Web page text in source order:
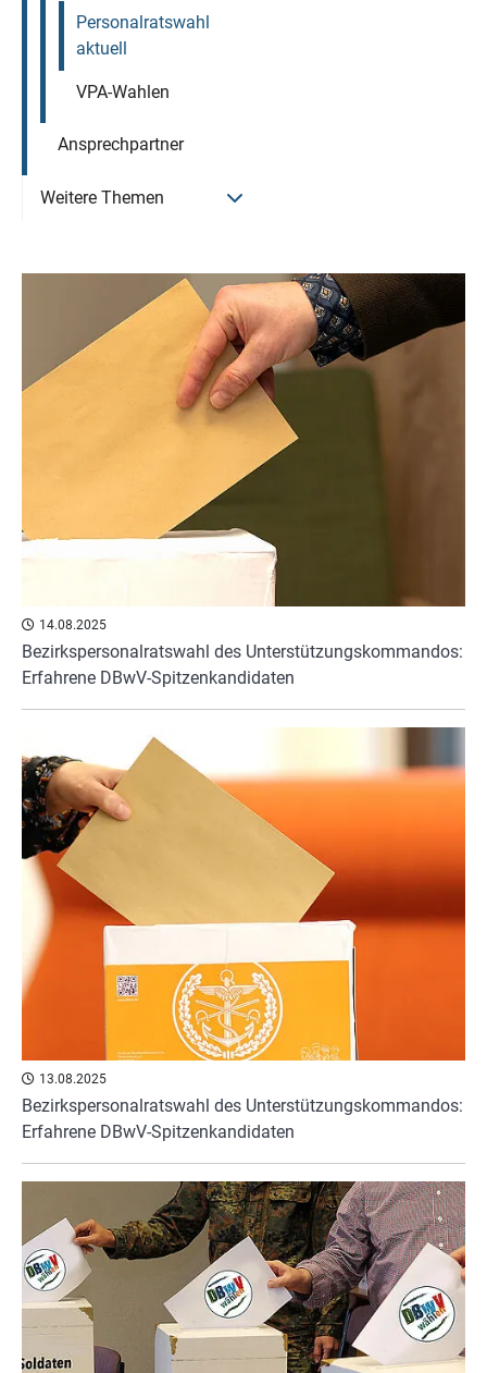
Personalratswahl
aktuell
VPA-Wahlen
Ansprechpartner
Weitere Themen
14.08.2025
Bezirkspersonalratswahl des Unterstützungskommandos:
Erfahrene DBwV-Spitzenkandidaten
13.08.2025
Bezirkspersonalratswahl des Unterstützungskommandos:
Erfahrene DBwV-Spitzenkandidaten